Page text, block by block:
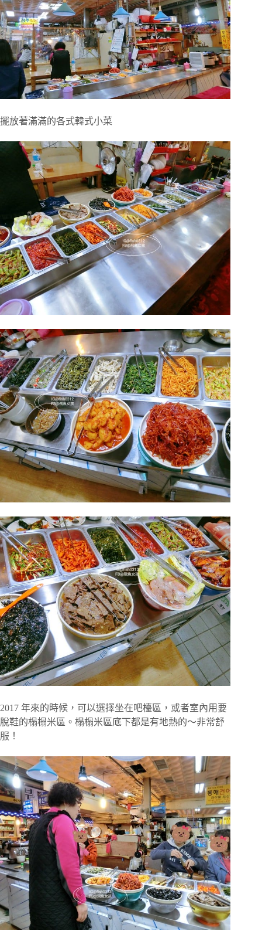
擺放著滿滿的各式韓式小菜
2017 年來的時候，可以選擇坐在吧檯區，或者室內用要
脫鞋的榻榻米區。榻榻米區底下都是有地熱的～非常舒
服！